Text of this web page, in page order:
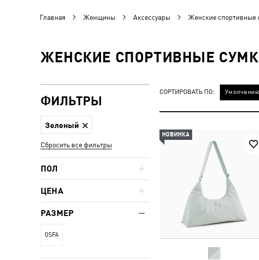
Главная Женщины Аксессуары Женские спортивные
ЖЕНСКИЕ СПОРТИВНЫЕ
СОРТИРОВАТЬ ПО: Умолчанию
НОВИНКА
ФИЛЬТРЫ
Зеленый
Сбросить все фильтры
ПОЛ
ЦЕНА
РАЗМЕР
OSFA